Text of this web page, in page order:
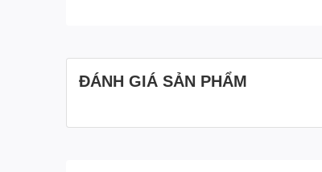
ĐÁNH GIÁ SẢN PHẨM